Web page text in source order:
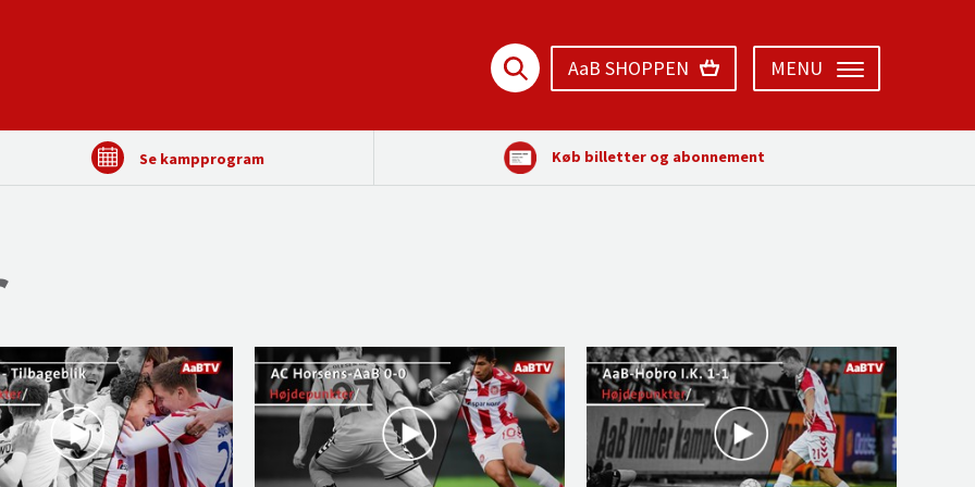
AaB SHOPPEN MENU
Køb billetter og abonnement
Se kampprogram